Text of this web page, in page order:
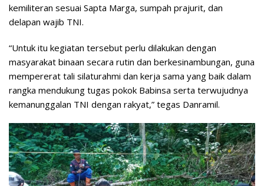
kemiliteran sesuai Sapta Marga, sumpah prajurit, dan
delapan wajib TNI.
“Untuk itu kegiatan tersebut perlu dilakukan dengan
masyarakat binaan secara rutin dan berkesinambungan, guna
mempererat tali silaturahmi dan kerja sama yang baik dalam
rangka mendukung tugas pokok Babinsa serta terwujudnya
kemanunggalan TNI dengan rakyat,” tegas Danramil.